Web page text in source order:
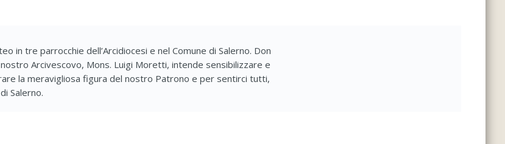
in tre parrocchie dell’Arcidiocesi e nel Comune di Salerno. Don
Arcivescovo, Mons. Luigi Moretti, intende sensibilizzare e
la meravigliosa figura del nostro Patrono e per sentirci tutti,
Salerno.